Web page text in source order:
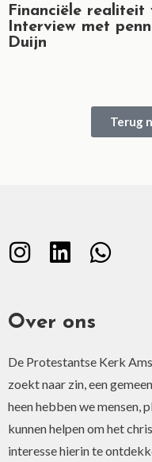
Financiële realiteit
Interview met
Duijn
Terug
Over ons
De Protestantse Kerk
zoekt naar zin, een
heen hebben we mensen,
kunnen helpen om het
interesse hierin te